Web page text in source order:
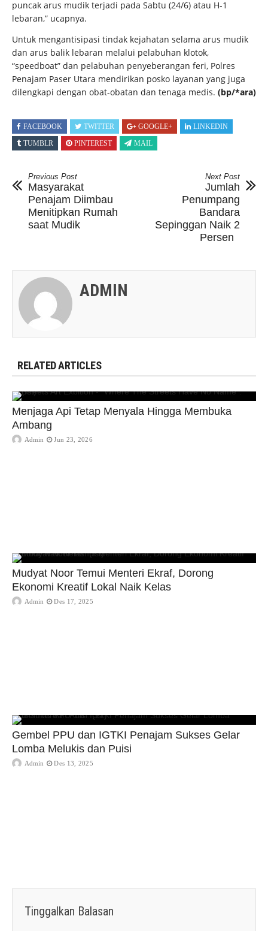
puncak arus mudik terjadi pada Sabtu (24/6) atau H-1
lebaran,” ucapnya.
Untuk mengantisipasi tindak kejahatan selama arus mudik
dan arus balik lebaran melalui pelabuhan klotok,
“speedboat” dan pelabuhan penyeberangan feri, Polres
Penajam Paser Utara mendirikan posko layanan yang juga
dilengkapi dengan obat-obatan dan tenaga medis. (bp/*ara)
FACEBOOK TWITTER GOOGLE+
LINKEDIN
TUMBLR
PINTEREST MAIL
Previous Post
Masyarakat
Penajam Diimbau
Menitipkan Rumah
saat Mudik
Next Post
Jumlah
Penumpang
Bandara
Sepinggan Naik 2
Persen
ADMIN
RELATED ARTICLES
Menjaga Api Tetap Menyala Hingga Membuka
Ambang
Admin Jun 23, 2026
Mudyat Noor Temui Menteri Ekraf, Dorong
Ekonomi Kreatif Lokal Naik Kelas
Admin Des 17, 2025
Gembel PPU dan IGTKI Penajam Sukses Gelar
Lomba Melukis dan Puisi
Admin Des 13, 2025
Tinggalkan Balasan